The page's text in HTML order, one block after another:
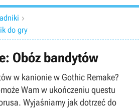

do gry
Obóz bandytów
w kanionie w Gothic Remake?
Wam w ukończeniu questu
Wyjaśniamy jak dotrzeć do